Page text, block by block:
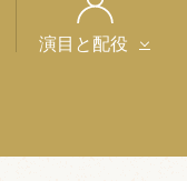
演目と配役